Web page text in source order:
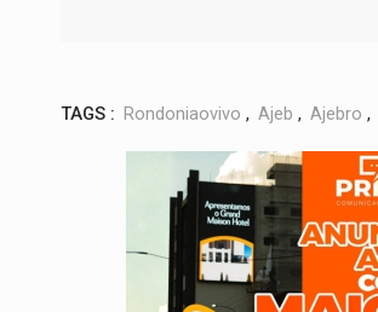
TAGS : Rondoniaovivo , Ajeb , Ajebro ,